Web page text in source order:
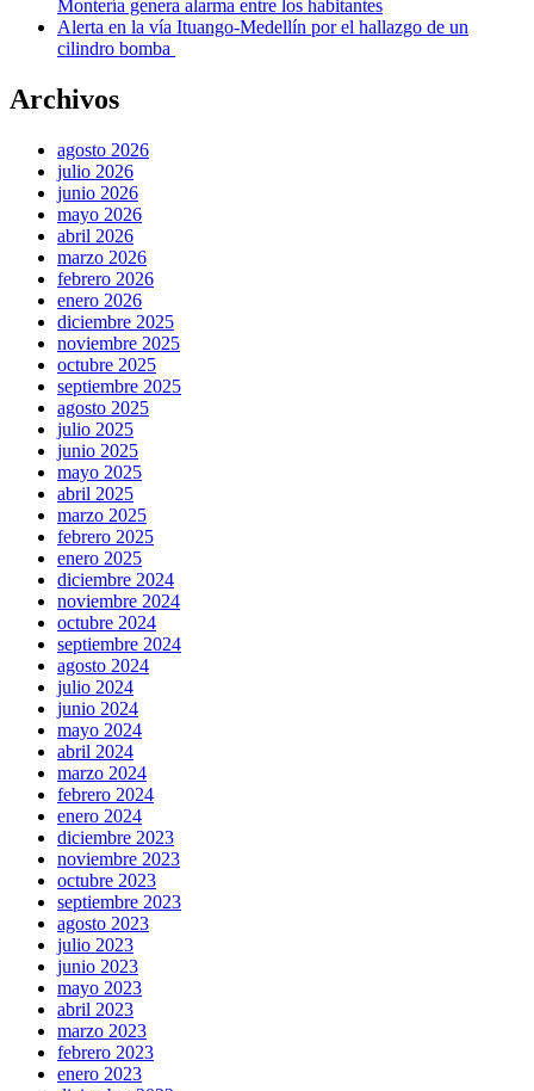
Montería genera alarma entre los habitantes
Alerta en la vía Ituango-Medellín por el hallazgo de un
cilindro bomba
Archivos
agosto 2026
julio 2026
junio 2026
mayo 2026
abril 2026
marzo 2026
febrero 2026
enero 2026
diciembre 2025
noviembre 2025
octubre 2025
septiembre 2025
agosto 2025
julio 2025
junio 2025
mayo 2025
abril 2025
marzo 2025
febrero 2025
enero 2025
diciembre 2024
noviembre 2024
octubre 2024
septiembre 2024
agosto 2024
julio 2024
junio 2024
mayo 2024
abril 2024
marzo 2024
febrero 2024
enero 2024
diciembre 2023
noviembre 2023
octubre 2023
septiembre 2023
agosto 2023
julio 2023
junio 2023
mayo 2023
abril 2023
marzo 2023
febrero 2023
enero 2023